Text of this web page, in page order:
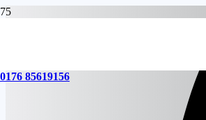
0176 85619156